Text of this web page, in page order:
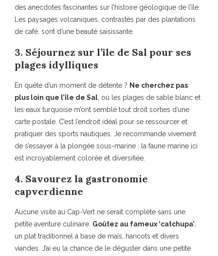
des anecdotes fascinantes sur l’histoire géologique de l’île.
Les paysages volcaniques, contrastés par des plantations
de café, sont d’une beauté saisissante.
3. Séjournez sur l’île de Sal pour ses
plages idylliques
En quête d’un moment de détente ? Ne cherchez pas
plus loin que l’île de Sal, où les plages de sable blanc et
les eaux turquoise m’ont semblé tout droit sorties d’une
carte postale. C’est l’endroit idéal pour se ressourcer et
pratiquer des sports nautiques. Je recommande vivement
de s’essayer à la plongée sous-marine ; la faune marine ici
est incroyablement colorée et diversifiée.
4. Savourez la gastronomie
capverdienne
Aucune visite au Cap-Vert ne serait complète sans une
petite aventure culinaire. Goûtez au fameux ‘catchupa’,
un plat traditionnel à base de maïs, haricots et divers
viandes. J’ai eu la chance de le déguster dans une petite